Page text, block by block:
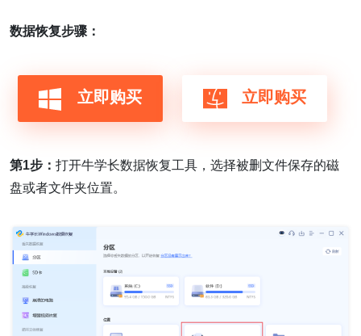
数据恢复步骤：
立即购买 立即购买
第1步： 打开牛学长数据恢复工具，选择被删文件保存的磁
盘或者文件夹位置。